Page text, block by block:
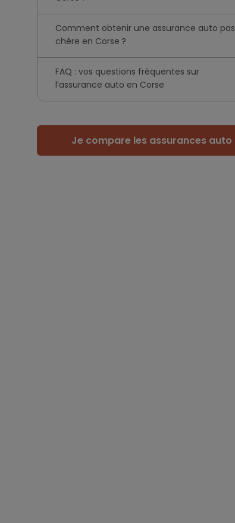
Comment obtenir une assurance auto pas
chère en Corse ?
FAQ : vos questions fréquentes sur
l’assurance auto en Corse
Je compare les assurances auto